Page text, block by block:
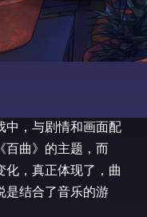
中，与剧情和画面配
百曲》的主题，而
化，真正体现了，曲
是结合了音乐的游